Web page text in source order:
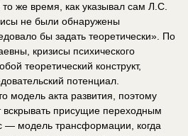
же время, как указывал сам Л.С.
не были обнаружены
бы задать теоретически». По
кризисы психического
теоретический конструкт,
потенциал.
модель акта развития, поэтому
вскрывать присущие переходным
— модель трансформации, когда